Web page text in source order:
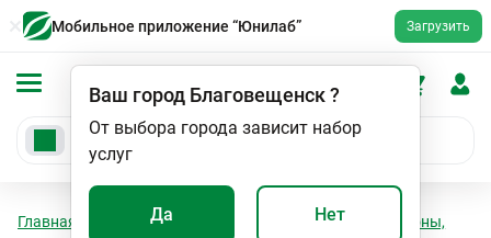
Мобильное приложение “Юнилаб” Загрузить
Ваш город Благовещенск?
От выбора города зависит набор
услуг
Да Нет
Главная Анализы Гормоны
Гормоны,